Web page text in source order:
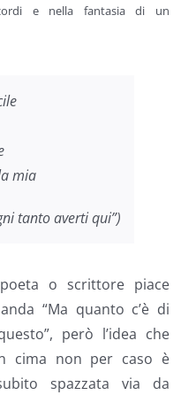
e nella fantasia di un
mia
tanto averti qui”)
o scrittore piace
“Ma quanto c’è di
però l’idea che
cima non per caso è
spazzata via da